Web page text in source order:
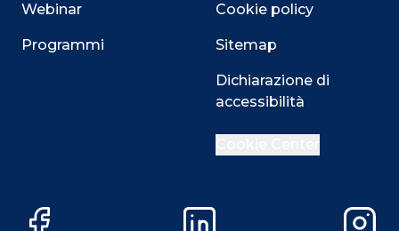
Webinar
Programmi
Cookie policy
Sitemap
Dichiarazione di
accessibilità
Su questo sito web utilizziamo cookie tecnici necessari